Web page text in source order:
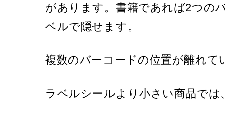
があります。書籍であれば2つの
ベルで隠せます。
複数のバーコードの位置が離れて
ラベルシールより小さい商品では